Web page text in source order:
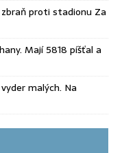
zbraň proti stadionu Za
Mají 5818 píšťal a
malých. Na